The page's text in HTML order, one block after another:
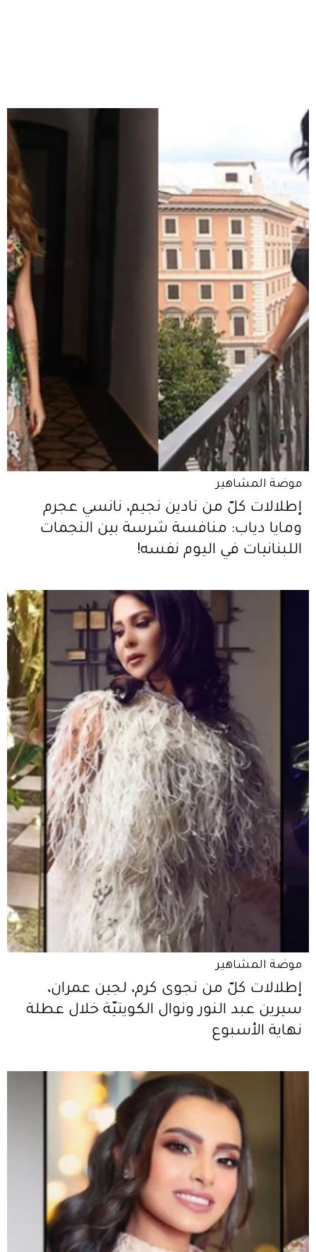
موضة المشاهير
إطلالات كلّ من نادين نجيم، نانسي عجرم
ومايا دياب: منافسة شرسة بين النجمات
اللبنانيات في اليوم نفسه!
موضة المشاهير
إطلالات كلّ من نجوى كرم، لجين عمران،
سيرين عبد النور ونوال الكويتيّة خلال عطلة
نهاية الأسبوع